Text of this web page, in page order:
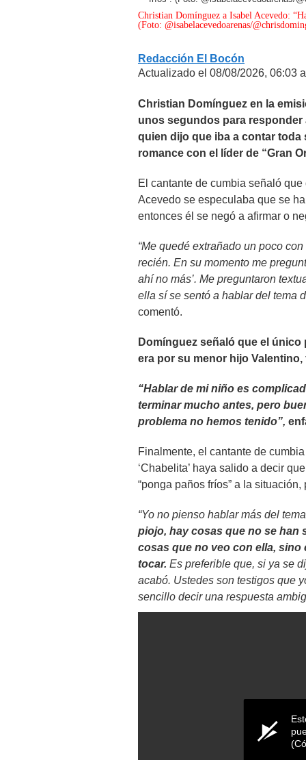
Christian Domínguez a Isabel Acevedo:
(Foto: @isabelacevedoarenas/
Redacción El Bocón
Actualizado el 08/08/2026, 06:03
Christian Domínguez en la
unos segundos para responder
quien dijo que iba a contar
romance con el líder de “Gran
El cantante de cumbia señaló
Acevedo se especulaba que se
entonces él se negó a afirmar o
“Me quedé extrañado un poco
recién. En su momento me
ahí no más’. Me preguntaron
ella sí se sentó a hablar del tema
comentó.
Domínguez señaló que el único
era por su menor hijo
“Hablar de mi niño es
terminar mucho antes, pero
problema no hemos tenido”,
Finalmente, el cantante de
‘Chabelita’ haya salido a decir
“ponga paños fríos” a la
“Yo no pienso hablar más del
piojo, hay cosas que no se han
cosas que no veo con ella, sino
tocar. Es preferible que, si ya se
acabó. Ustedes son testigos que
sencillo decir una respuesta